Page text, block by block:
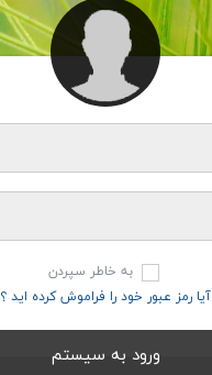
به خاطر سپردن
آیا رمز عبور خود را فراموش کرده اید ؟